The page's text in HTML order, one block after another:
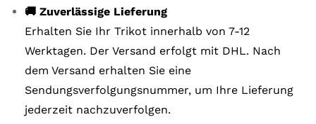
🚚 Zuverlässige Lieferung
Erhalten Sie Ihr Trikot innerhalb von 7-12
Werktagen. Der Versand erfolgt mit DHL. Nach
dem Versand erhalten Sie eine
Sendungsverfolgungsnummer, um Ihre Lieferung
jederzeit nachzuverfolgen.